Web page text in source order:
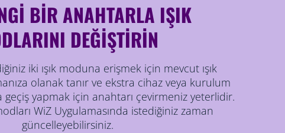
BİR ANAHTARLA IŞIK
DEĞİŞTİRİN
iki ışık moduna erişmek için mevcut ışık
olanak tanır ve ekstra cihaz veya kurulum
geçiş yapmak için anahtarı çevirmeniz yeterlidir.
WiZ Uygulamasında istediğiniz zaman
güncelleyebilirsiniz.